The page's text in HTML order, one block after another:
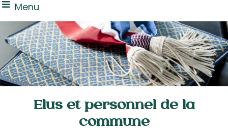
Menu
Elus et personnel de la
commune